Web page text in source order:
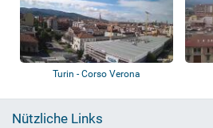
Turin - Corso Verona
Nützliche Links